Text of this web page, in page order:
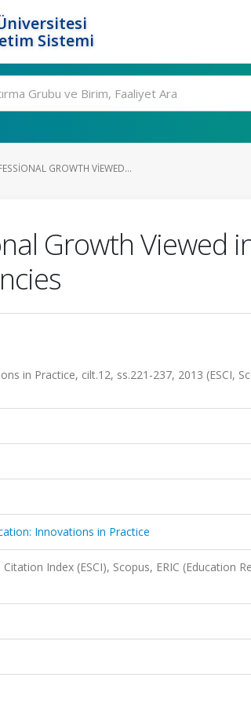
Sistemi
GROWTH VIEWED...
Growth
in Practice, cilt.12, ss.221-237, 2013 (ESCI,
Innovations in Practice
Index (ESCI), Scopus, ERIC (Education